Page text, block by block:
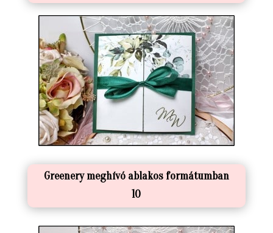
Greenery meghívó ablakos formátumban
10